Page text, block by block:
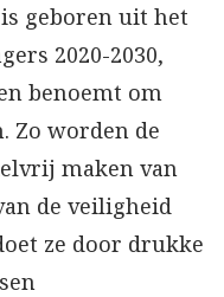
geboren uit het
2020-2030,
benoemt om
Zo worden de
maken van
de veiligheid
ze door drukke